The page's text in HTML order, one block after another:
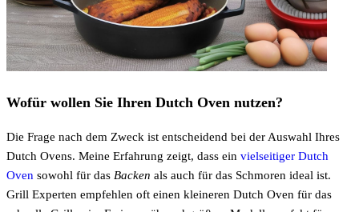
Wofür wollen Sie Ihren Dutch Oven nutzen?
Die Frage nach dem Zweck ist entscheidend bei der Auswahl Ihres
Dutch Ovens. Meine Erfahrung zeigt, dass ein vielseitiger Dutch
Oven sowohl für das Backen als auch für das Schmoren ideal ist.
Grill Experten empfehlen oft einen kleineren Dutch Oven für das